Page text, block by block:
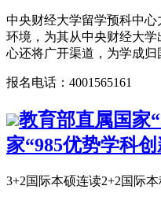
中央财经大学留学预科中
环境，为其从中央财经大
心还将广开渠道，为学成归
报名电话：4001565161
教育部直属国家
家“985优势学科
3+2国际本硕连读2+2国际